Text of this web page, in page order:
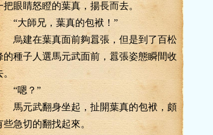
把眼睛怒瞪的葉真，揚長而去。
師兄，葉真的包袱！”
建在葉真面前夠囂張，但是到了百松
的種子人選馬元武面前，囂張姿態瞬間收
嗯？”
元武翻身坐起，扯開葉真的包袱，頗
些急切的翻找起來。